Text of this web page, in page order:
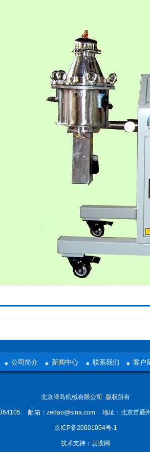
公司简介 新闻中心 联系我们 客户
北京泽岛机械有限公司 版权所有
邮 箱：zedao@sina.com 地址：北京市通
京ICP备20001054号-1
技术支持： 云搜网